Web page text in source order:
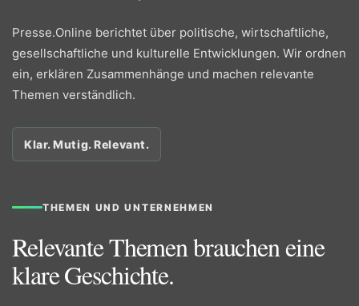
Presse.Online berichtet über politische, wirtschaftliche,
gesellschaftliche und kulturelle Entwicklungen. Wir ordnen
ein, erklären Zusammenhänge und machen relevante
Themen verständlich.
Klar. Mutig. Relevant.
THEMEN UND UNTERNEHMEN
Relevante Themen brauchen eine
klare Geschichte.